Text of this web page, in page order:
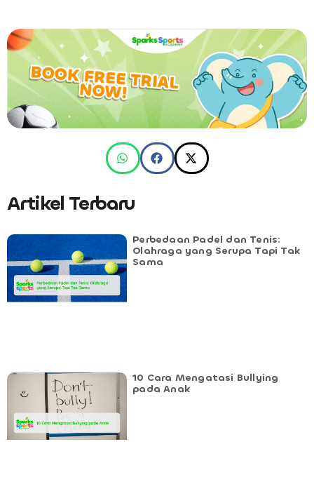
Artikel Terbaru
Perbedaan Padel dan Tenis:
Olahraga yang Serupa Tapi Tak
Sama
10 Cara Mengatasi Bullying
pada Anak